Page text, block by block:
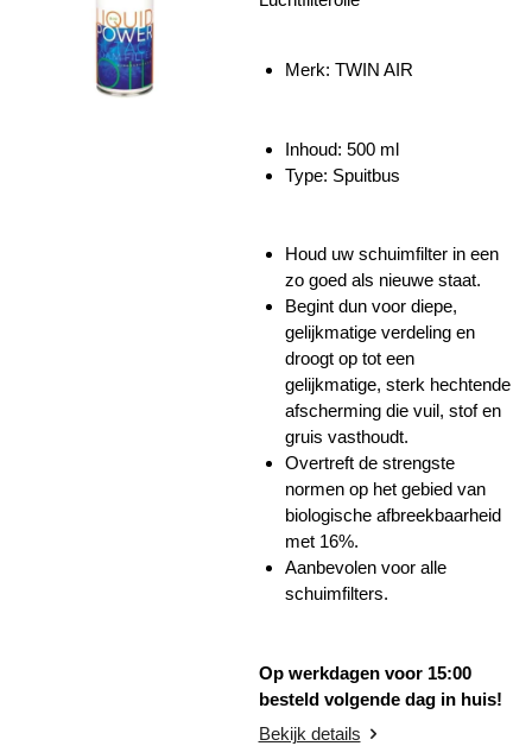
Merk: TWIN AIR
Inhoud: 500 ml
Type: Spuitbus
Houd uw schuimfilter in een
zo goed als nieuwe staat.
Begint dun voor diepe,
gelijkmatige verdeling en
droogt op tot een
gelijkmatige, sterk hechtende
afscherming die vuil, stof en
gruis vasthoudt.
Overtreft de strengste
normen op het gebied van
biologische afbreekbaarheid
met 16%.
Aanbevolen voor alle
schuimfilters.
Op werkdagen voor 15:00
besteld volgende dag in huis!
Bekijk details